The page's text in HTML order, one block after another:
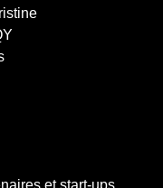
et start-ups